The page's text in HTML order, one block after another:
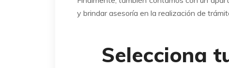
y brindar asesoría en la realización de
Selecciona